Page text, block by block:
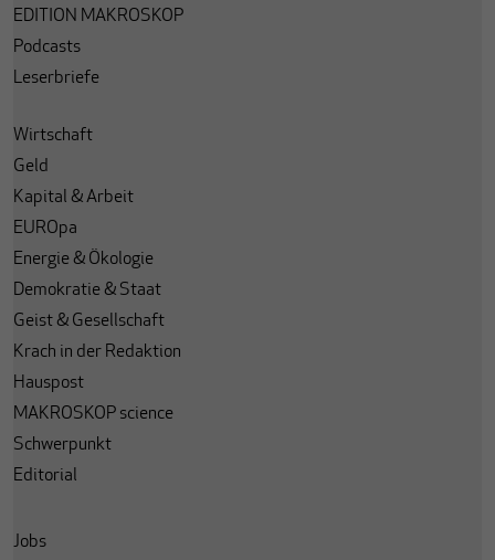
EDITION MAKROSKOP
Podcasts
Leserbriefe
Wirtschaft
Geld
Kapital & Arbeit
EUROpa
Energie & Ökologie
Demokratie & Staat
Geist & Gesellschaft
Krach in der Redaktion
Hauspost
MAKROSKOP science
Schwerpunkt
Editorial
Jobs